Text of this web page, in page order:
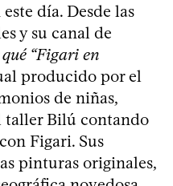
día. Desde las
y su canal de
“Figari en
producido por el
de niñas,
taller Bilú contando
Figari. Sus
pinturas originales,